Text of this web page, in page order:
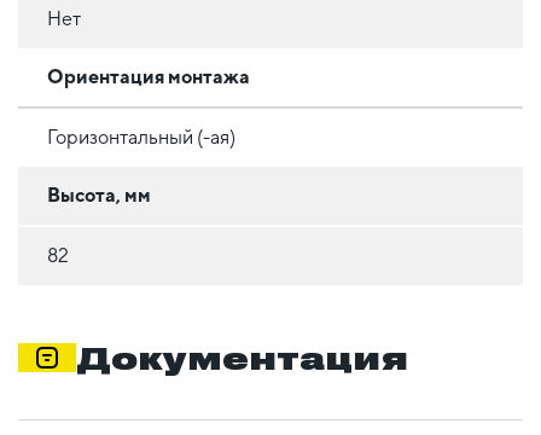
Нет
Ориентация монтажа
Горизонтальный (-ая)
Высота, мм
82
Документация